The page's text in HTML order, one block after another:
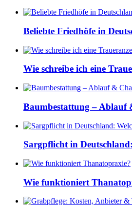
Beliebte Friedhöfe in
Wie schreibe ich eine
Baumbestattung – Ablauf
Sargpflicht in
Wie funktioniert